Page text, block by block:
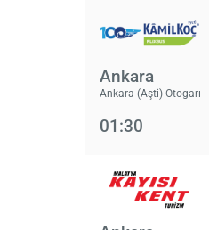
Ankara
Ankara (Aşti) Otogarı
01:30